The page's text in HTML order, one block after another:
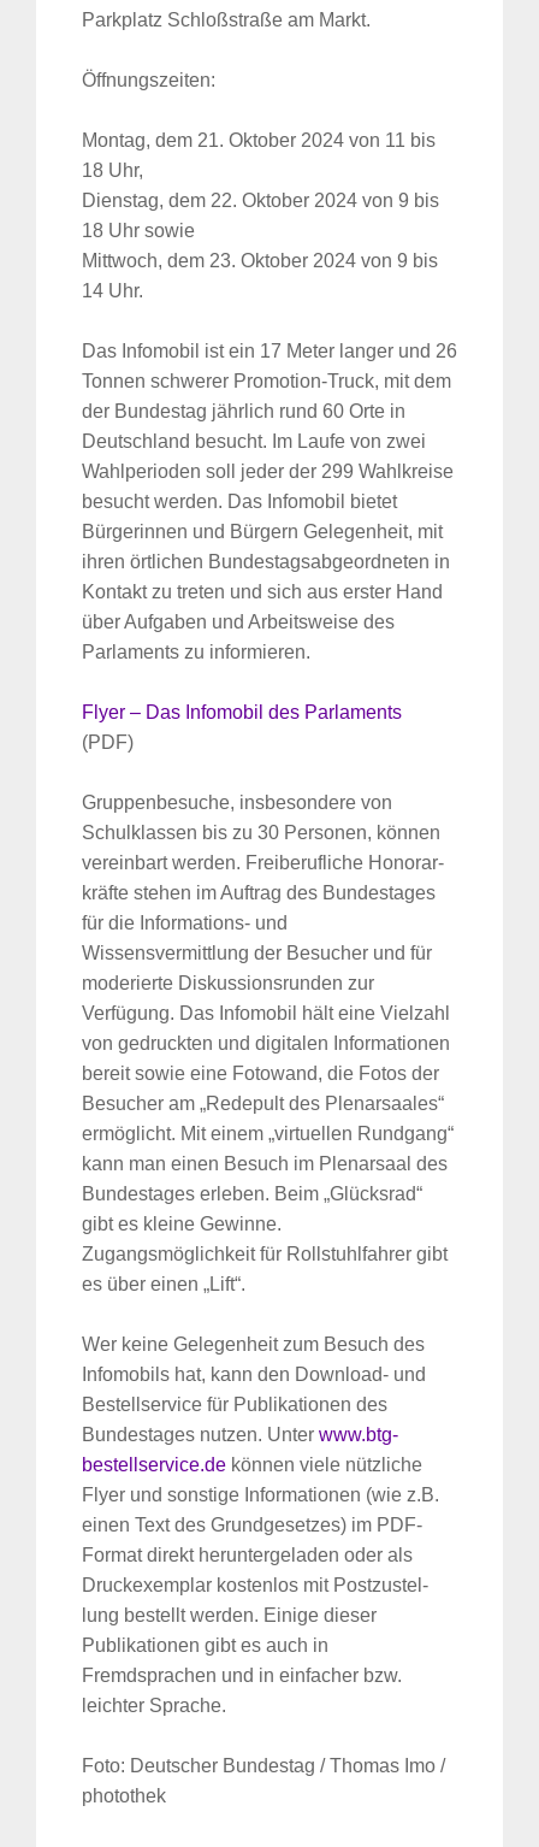
Parkplatz Schloßstraße am Markt.
Öffnungszeiten:
Montag, dem 21. Oktober 2024 von 11 bis
18 Uhr,
Dienstag, dem 22. Oktober 2024 von 9 bis
18 Uhr sowie
Mittwoch, dem 23. Oktober 2024 von 9 bis
14 Uhr.
Das Infomobil ist ein 17 Meter langer und 26
Tonnen schwerer Promotion-Truck, mit dem
der Bundestag jährlich rund 60 Orte in
Deutschland besucht. Im Laufe von zwei
Wahlperioden soll jeder der 299 Wahlkreise
besucht werden. Das Infomobil bietet
Bürgerinnen und Bürgern Gelegenheit, mit
ihren örtlichen Bundestagsabgeordneten in
Kontakt zu treten und sich aus erster Hand
über Aufgaben und Arbeitsweise des
Parlaments zu informieren.
Flyer – Das Infomobil des Parlaments
(PDF)
Gruppenbesuche, insbesondere von
Schulklassen bis zu 30 Personen, können
vereinbart werden. Freiberufliche Honorar­
kräfte stehen im Auftrag des Bundestages
für die Informations- und
Wissensvermittlung der Besucher und für
moderierte Diskussionsrunden zur
Verfügung. Das Infomobil hält eine Vielzahl
von gedruckten und digitalen Informationen
bereit sowie eine Fotowand, die Fotos der
Besucher am „Redepult des Plenarsaales“
ermöglicht. Mit einem „virtuellen Rundgang“
kann man einen Besuch im Plenarsaal des
Bundestages erleben. Beim „Glücksrad“
gibt es kleine Gewinne.
Zugangsmöglichkeit für Rollstuhlfahrer gibt
es über einen „Lift“.
Wer keine Gelegenheit zum Besuch des
Infomobils hat, kann den Download- und
Bestellservice für Publikationen des
Bundestages nutzen. Unter www.btg-
bestellservice.de können viele nützliche
Flyer und sonstige Informationen (wie z.B.
einen Text des Grundgesetzes) im PDF-
Format direkt heruntergeladen oder als
Druckexemplar kostenlos mit Postzustel­
lung bestellt werden. Einige dieser
Publikationen gibt es auch in
Fremdsprachen und in einfacher bzw.
leichter Sprache.
Foto: Deutscher Bundestag / Thomas Imo /
photothek